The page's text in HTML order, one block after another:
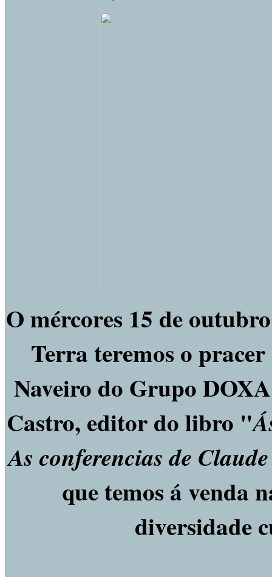
O mércores 15 de
Terra teremos o
Naveiro do Grupo
Castro, editor do libro "
As conferencias de
que temos á venda
diversidade